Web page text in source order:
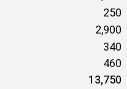
250
2,900
340
460
13,750